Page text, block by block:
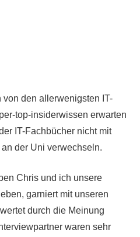
den allerwenigsten IT-
top-insiderwissen erwarten
IT-Fachbücher nicht mit
der Uni verwechseln.
Chris und ich unsere
garniert mit unseren
durch die Meinung
waren sehr